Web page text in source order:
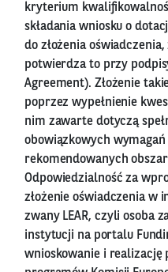
kryterium
składania wniosku o
do złożenia oświadczenia,
potwierdza to przy
Agreement). Złożenie
poprzez wypełnienie
nim zawarte dotyczą
obowiązkowych
rekomendowanych
Odpowiedzialność za
złożenie oświadczenia w
zwany LEAR, czyli osoba
instytucji na portalu
wnioskowanie i realizację